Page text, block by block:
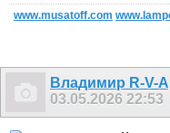
www.musatoff.com
Владимир R-V-A
03.05.2026 22:53